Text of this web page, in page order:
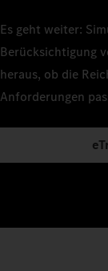
Es geht weiter:
Berücksichtigung
heraus, ob die
Anforderungen